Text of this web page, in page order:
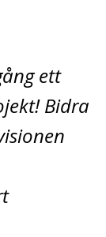
ett
Bidra